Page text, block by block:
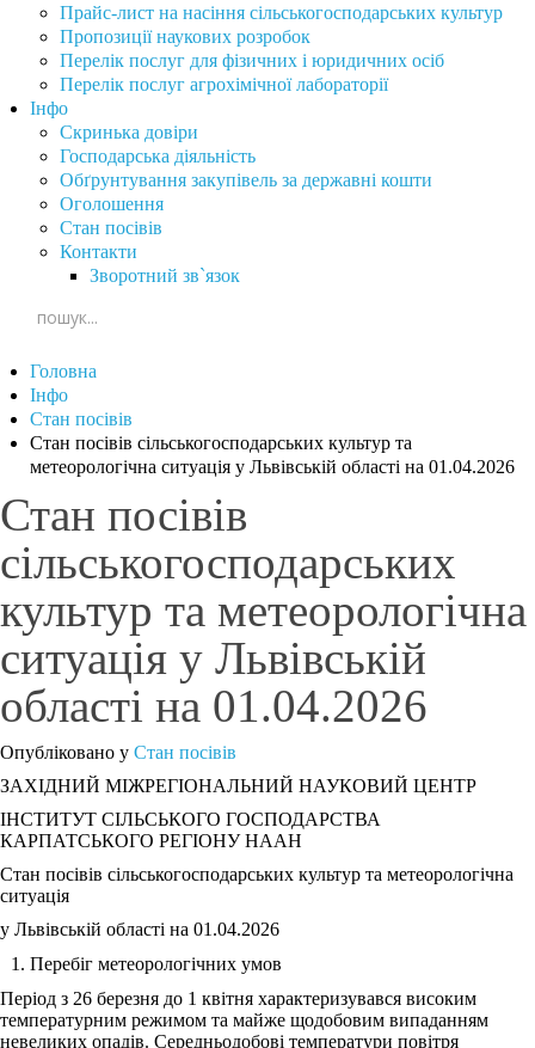
Прайс-лист на насіння сільськогосподарських культур
Пропозиції наукових розробок
Перелік послуг для фізичних і юридичних осіб
Перелік послуг агрохімічної лабораторії
Інфо
Скринька довіри
Господарська діяльність
Обґрунтування закупівель за державні кошти
Оголошення
Стан посівів
Контакти
Зворотний зв`язок
Головна
Інфо
Стан посівів
Стан посівів сільськогосподарських культур та
метеорологічна ситуація у Львівській області на 01.04.2026
Стан посівів
сільськогосподарських
культур та метеорологічна
ситуація у Львівській
області на 01.04.2026
Опубліковано у Стан посівів
ЗАХІДНИЙ МІЖРЕГІОНАЛЬНИЙ НАУКОВИЙ ЦЕНТР
ІНСТИТУТ СІЛЬСЬКОГО ГОСПОДАРСТВА
КАРПАТСЬКОГО РЕГІОНУ НААН
Стан посівів сільськогосподарських культур та метеорологічна
ситуація
у Львівській області на 01.04.2026
Перебіг метеорологічних умов
Період з 26 березня до 1 квітня характеризувався високим
температурним режимом та майже щодобовим випаданням
невеликих опадів. Середньодобові температури повітря